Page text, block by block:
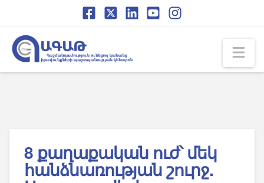
Content
navigation
8 քաղաքական ուժ՝ մեկ
հանձնառության շուրջ.